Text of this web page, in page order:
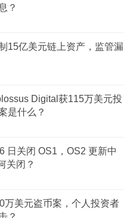
？
15亿美元链上资产，监管漏
Digital获115万美元投
是什么？
日关闭 OS1，OS2 更新中
关闭？
万美元盗币案，个人投资者